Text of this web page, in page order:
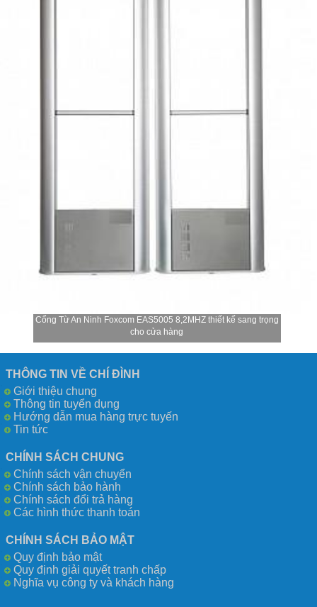
Cổng Từ An Ninh Foxcom EAS5005 8,2MHZ thiết kế sang trọng
cho cửa hàng
THÔNG TIN VỀ CHÍ ĐÌNH
Giới thiệu chung
Thông tin tuyển dụng
Hướng dẫn mua hàng trực tuyến
Tin tức
CHÍNH SÁCH CHUNG
Chính sách vận chuyển
Chính sách bảo hành
Chính sách đổi trả hàng
Các hình thức thanh toán
CHÍNH SÁCH BẢO MẬT
Quy định bảo mật
Quy định giải quyết tranh chấp
Nghĩa vụ công ty và khách hàng